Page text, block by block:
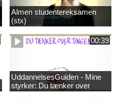
Almen studentereksamen
(stx)
00:39
UddannelsesGuiden - Mine
styrker: Du tænker over
tingene